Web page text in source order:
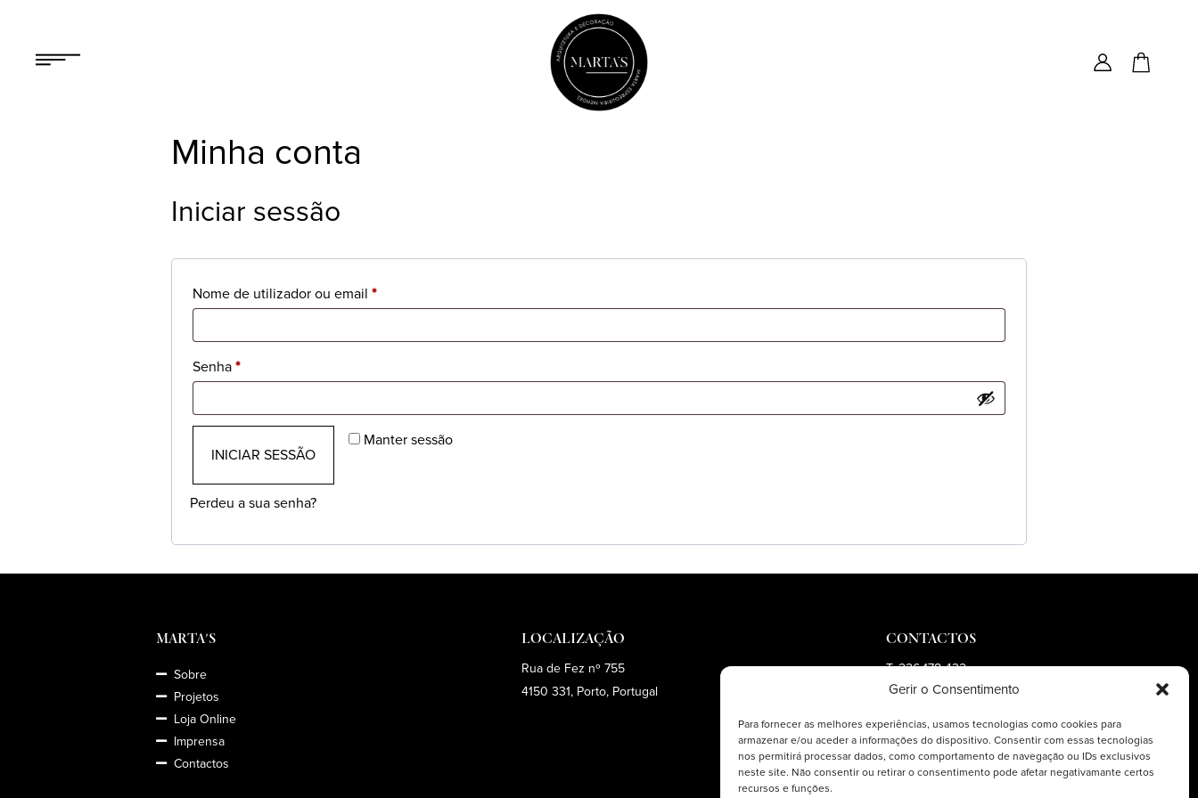
Gerir o Consentimento
Para fornecer as melhores experiências, usamos tecnologias como cookies para
armazenar e/ou aceder a informações do dispositivo. Consentir com essas tecnologias
nos permitirá processar dados, como comportamento de navegação ou IDs exclusivos
neste site. Não consentir ou retirar o consentimento pode afetar negativamante certos
recursos e funções.
Minha conta
Iniciar sessão
Nome de utilizador ou email *
Senha *
Manter sessão
INICIAR SESSÃO
Perdeu a sua senha?
MARTA'S
Sobre
Projetos
Loja Online
Imprensa
Contactos
LOCALIZAÇÃO
Rua de Fez nº 755
4150 331, Porto, Portugal
CONTACTOS
T: 226 178 432
(Chamada para a rede fixa
T: 935 524 133
(Chamada para a rede móvel
nacional)
E: geral@martas.pt